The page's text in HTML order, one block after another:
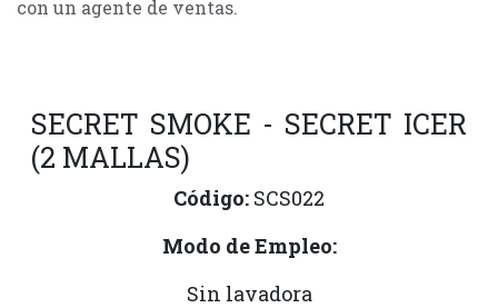
con un agente de ventas.
SECRET SMOKE - SECRET ICER
(2 MALLAS)
Código: SCS022
Modo de Empleo:
Sin lavadora